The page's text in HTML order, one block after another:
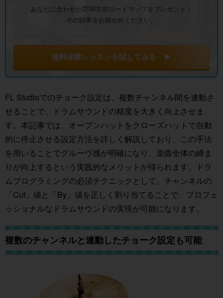
あなたに合わせたDTM学習ロードマップをプレゼント！
その効果をお確かめください。
無料体験レッスンを試してみる ▶
FL Studioでのチョーク設定は、複数チャンネル間を連動さ
せることで、ドラムサウンドの精度を大きく向上させま
す。本記事では、オープンハットをクローズハットで自動
的に停止させる設定方法を詳しく解説しており、この手法
を用いることでグルーヴ感が明確になり、楽曲全体の締ま
りが向上するという実践的なメリットが得られます。ドラ
ムプログラミングの必須テクニックとして、チャンネルの
「Cut」値と「By」値を正しく割り当てることで、プロフェ
ッショナルなドラムサウンドの実現が可能になります。
複数のチャンネルと連動したチョーク設定も可能